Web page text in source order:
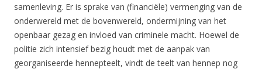
samenleving. Er is sprake van (financiële) vermenging van de
onderwereld met de bovenwereld, ondermijning van het
openbaar gezag en invloed van criminele macht. Hoewel de
politie zich intensief bezig houdt met de aanpak van
georganiseerde hennepteelt, vindt de teelt van hennep nog